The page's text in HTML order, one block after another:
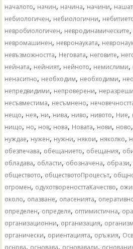
началото, начин, начина, начини,
небиологичен, небиологични,
невробиологичен, невродинамическите,
невромашинен, невронауката,
невъзможността, Неговата, неговите,
нейната, нейният, нейното, немислими,
ненаситно, необходим, необходими,
непредвидими, непроверени,
несъвместима, несъмнено,
нещо, нея, ни, нива, ниво, нивото, Ние,
нищо, но, нов, нова, Новата, нови, ново,
нуждае, нужен, нужни, някои, няколко,
обезпечава, обещанието, обещания,
обладава, области, обозначена, образи,
обществото, обществотоПроцесът,
огромен, одухотвореносттаКачество,
около, опазване, опасенията,
определен, определя, оптимистична,
организационни, организация,
органически, ориентацията, оръжия,
основа, основава, основавали,